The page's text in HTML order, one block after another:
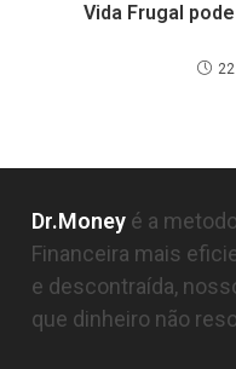
Vida Frugal
Dr.Money é a
Financeira mais
e descontraída,
que dinheiro não